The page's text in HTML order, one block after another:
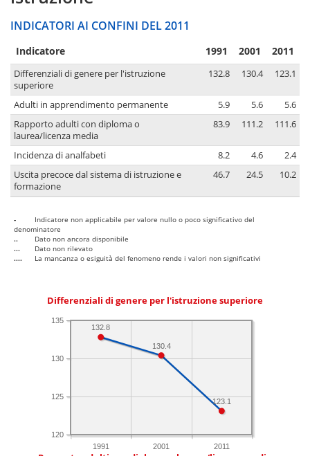
INDICATORI AI CONFINI DEL 2011
Indicatore 1991 2001 2011
Differenziali di genere per l'istruzione
superiore
132.8 130.4 123.1
Adulti in apprendimento permanente 5.9 5.6
5.6
Rapporto adulti con diploma o
laurea/licenza media
83.9 111.2 111.6
Incidenza di analfabeti 8.2 4.6
2.4
Uscita precoce dal sistema di istruzione e
formazione
46.7 24.5 10.2
-
Indicatore non applicabile per valore nullo o poco significativo del
denominatore
..
Dato non ancora disponibile
...
Dato non rilevato
....
La mancanza o esiguità del fenomeno rende i valori non significativi
Differenziali di genere per l'istruzione superiore
1991 2001 2011
120
125
130
135
123.1
130.4
132.8